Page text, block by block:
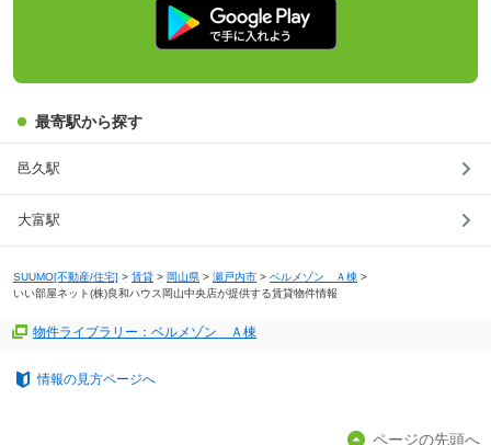
最寄駅から探す
邑久駅
大富駅
SUUMO[不動産/住宅] > 賃貸 > 岡山県 > 瀬戸内市 > ベルメゾン Ａ棟 >
いい部屋ネット(株)良和ハウス岡山中央店が提供する賃貸物件情報
物件ライブラリー：ベルメゾン Ａ棟
情報の見方ページへ
ページの先頭へ